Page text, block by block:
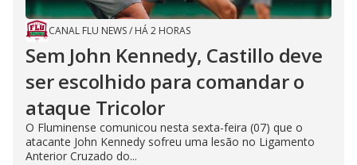
CANAL FLU NEWS/ HÁ 2 HORAS
Sem John Kennedy, Castillo deve
ser escolhido para comandar o
ataque Tricolor
O Fluminense comunicou nesta sexta-feira (07) que o
atacante John Kennedy sofreu uma lesão no Ligamento
Anterior Cruzado do...